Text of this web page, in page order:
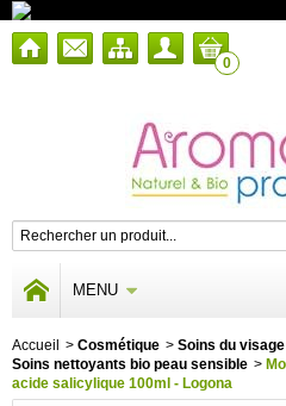
0
MENU
Accueil > Cosmétique > Soins du
Soins nettoyants bio peau sensible >
acide salicylique 100ml - Logona